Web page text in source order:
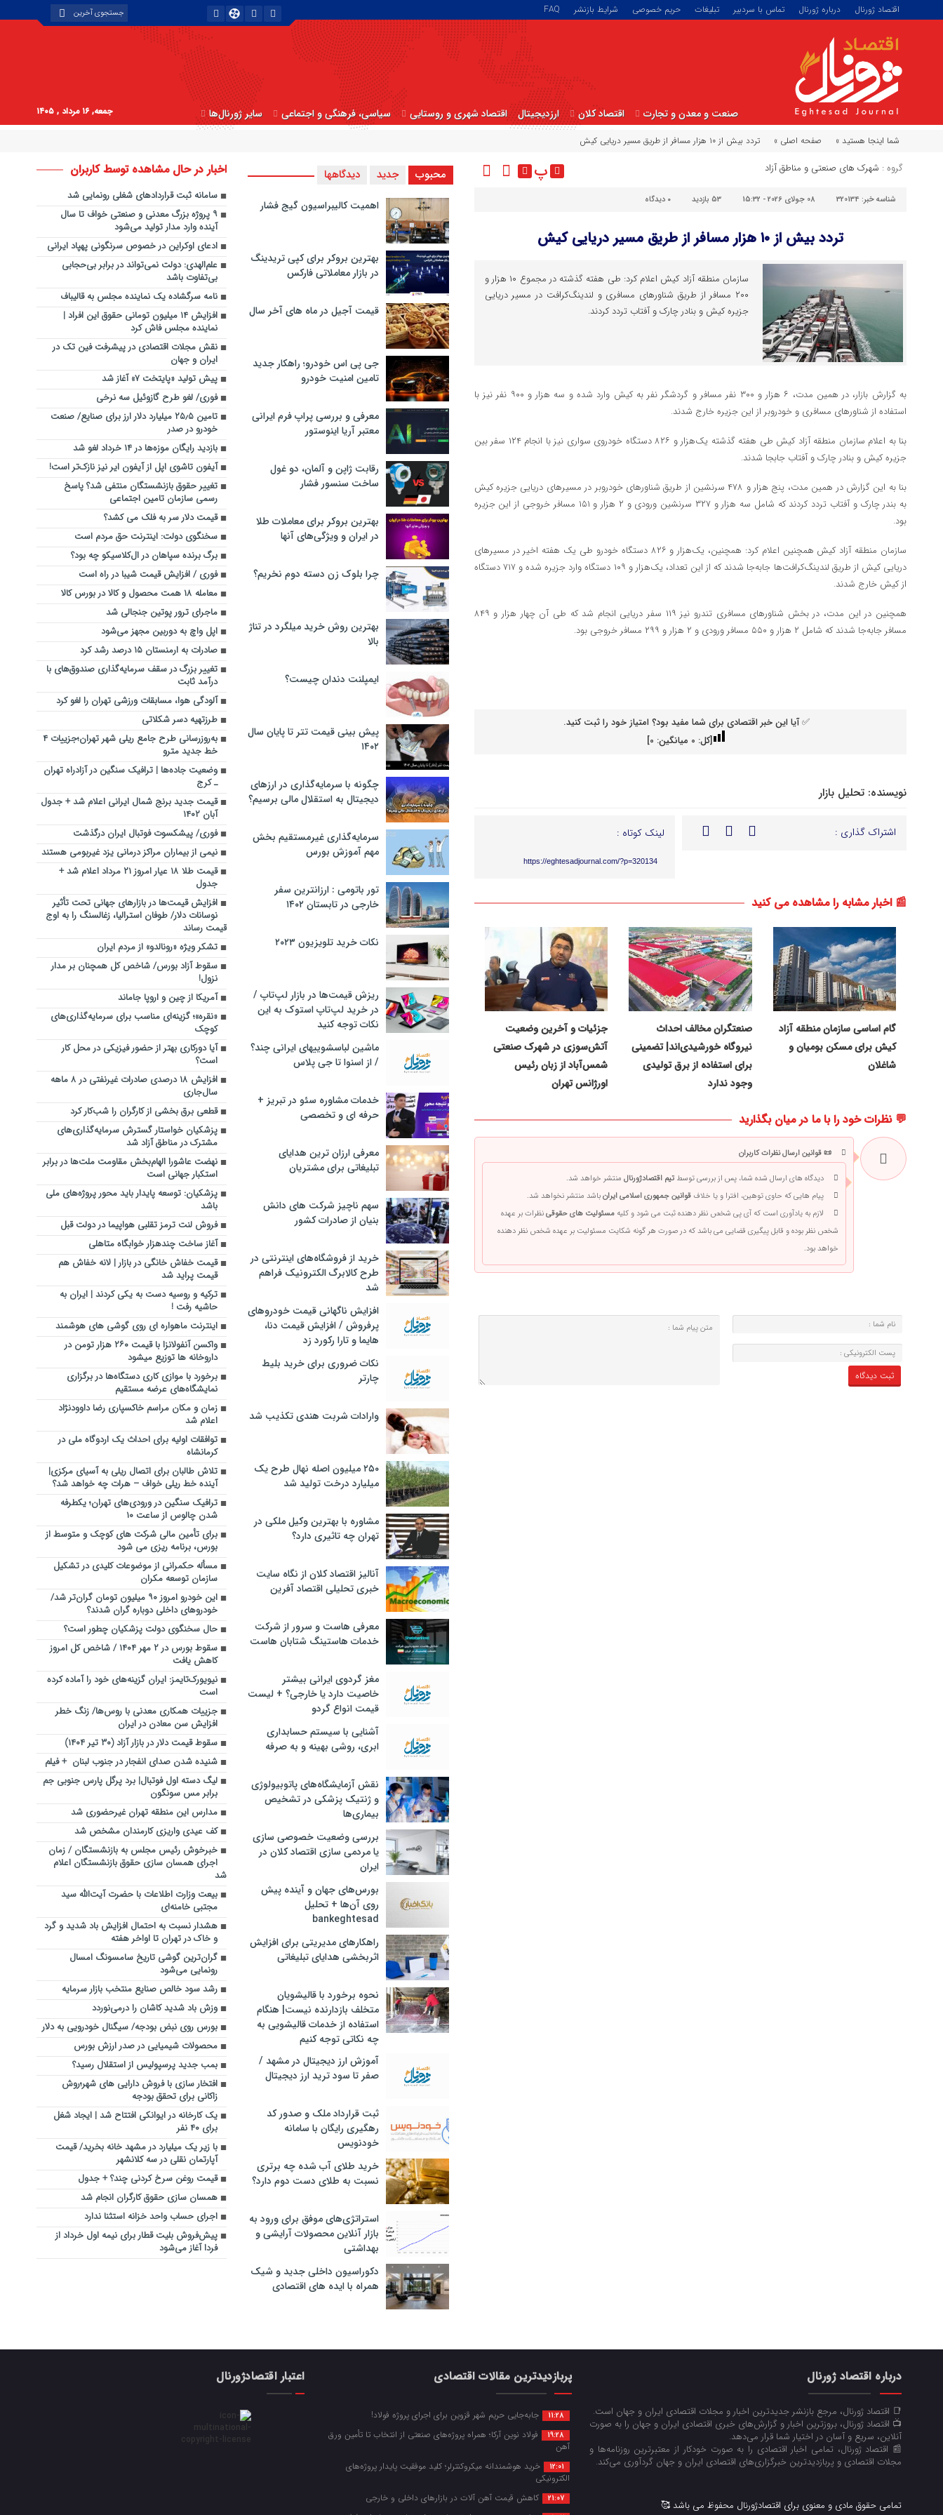
اقتصاد ژورنال درباره ژورنال تماس با سردبیر تبلیغات حریم خصوصی شرایط بازنشر FAQ
صنعت و معدن و تجارت اقتصاد کلان ارزدیجیتال اقتصاد شهری و روستایی سیاسی، فرهنگی و اجتماعی سایر ژورنال‌ها جمعه, ۱۶ مرداد , ۱۴۰۵
شما اینجا هستید » صفحه اصلی » تردد بیش از ۱۰ هزار مسافر از طریق مسیر دریایی کیش
گروه : شهرک های صنعتی و مناطق آزاد پ
شناسه خبر: 320134 08 جولای 2026 - 15:32 53 بازدید ۰ دیدگاه
تردد بیش از ۱۰ هزار مسافر از طریق مسیر دریایی کیش
سازمان منطقه آزاد کیش اعلام کرد: طی هفته گذشته در مجموع ۱۰ هزار و
۲۰۰ مسافر از طریق شناورهای مسافری و لندینگ‌کرافت در مسیر دریایی
جزیره کیش و بنادر چارک و آفتاب تردد کردند.
به گزارش بازار، در همین مدت، ۶ هزار و ۳۰۰ نفر مسافر و گردشگر نفر به کیش وارد شده و سه هزار و ۹۰۰ نفر نیز با
استفاده از شناورهای مسافری و خودروبر از این جزیره خارج شدند.
بنا به اعلام سازمان منطقه آزاد کیش طی هفته گذشته یک‌هزار و ۸۲۶ دستگاه خودروی سواری نیز با انجام ۱۲۴ سفر بین
جزیره کیش و بنادر چارک و آفتاب جابجا شدند.
بنا به این گزارش در همین مدت، پنج هزار و ۴۷۸ سرنشین از طریق شناورهای خودروبر در مسیرهای دریایی جزیره کیش
به بندر چارک و آفتاب تردد کردند که شامل سه هزار و ۳۲۷ سرنشین ورودی و ۲ هزار و ۱۵۱ مسافر خروجی از این جزیره
بود.
سازمان منطقه آزاد کیش همچنین اعلام کرد: همچنین، یک‌هزار و ۸۲۶ دستگاه خودرو طی یک هفته اخیر در مسیرهای
دریایی کیش از طریق لندینگ‌کرافت‌ها جابه‌جا شدند که از این تعداد، یک‌هزار و ۱۰۹ دستگاه وارد جزیره شده و ۷۱۷ دستگاه
از کیش خارج شدند.
همچنین در این مدت، در بخش شناورهای مسافری تندرو نیز ۱۱۹ سفر دریایی انجام شد که طی آن چهار هزار و ۸۴۹
مسافر جابه‌جا شدند که شامل ۲ هزار و ۵۵۰ مسافر ورودی و ۲ هزار و ۲۹۹ مسافر خروجی بود.
✅ آیا این خبر اقتصادی برای شما مفید بود؟ امتیاز خود را ثبت کنید.
[کل: 0 میانگین: 0
]
نویسنده: تحلیل بازار
اشتراک گذاری : لینک کوتاه :
https://eghtesadjournal.com/?p=320134
📰 اخبار مشابه را مشاهده می کنید
گام اساسی سازمان منطقه آزاد
کیش برای مسکن بومیان و
شاغلان
صنعتگران مخالف احداث
نیروگاه خورشیدی‌اند| تضمینی
برای استفاده از برق تولیدی
وجود ندارد
جزئیات و آخرین وضعیت
آتش‌سوزی در شهرک صنعتی
شمس‌آباد از زبان رئیس
اورژانس تهران
💬 نظرات خود را با ما در میان بگذارید
📜 قوانین ارسال نظرات کاربران
دیدگاه های ارسال شده شما، پس از بررسی توسط تیم اقتصادژورنال منتشر خواهد شد.
پیام هایی که حاوی توهین، افترا و یا خلاف قوانین جمهوری اسلامی ایرانباشد منتشر نخواهد شد.
لازم به یادآوری است که آی پی شخص نظر دهنده ثبت می شود و کلیه مسئولیت های حقوقینظرات بر عهده
شخص نظر بوده و قابل پیگیری قضایی می باشد که در صورت هر گونه شکایت مسئولیت بر عهده شخص نظر دهنده
خواهد بود.
محبوب جدید دیدگاهها
اهمیت کالیبراسیون گیج فشار
بهترین بروکر برای کپی‌ تریدینگ
در بازار معاملاتی فارکس
قیمت آجیل در ماه های آخر سال
جی پی اس خودرو؛ راهکار جدید
تامین امنیت خودرو
معرفی و بررسی پراپ فرم ایرانی
معتبر آریا اینوستور
رقابت ژاپن و آلمان، دو غول
ساخت سنسور فشار
بهترین بروکر برای معاملات طلا
در ایران و ویژگی‌های آنها
چرا بلوک زن دسته دوم نخریم؟
بهترین روش خرید میلگرد در تناژ
بالا
ایمپلنت دندان چیست؟
پیش بینی قیمت تتر تا پایان سال
۱۴۰۲
چگونه با سرمایه‌گذاری در ارزهای
دیجیتال به استقلال مالی برسیم؟
سرمایه‌گذاری غیرمستقیم بخش
مهم آموزش بورس
تور باتومی : ارزانترین سفر
خارجی در تابستان ۱۴۰۲
نکات خرید تلویزیون ۲۰۲۳
ریزش قیمت‌ها در بازار لپ‌تاپ /
در خرید لپ‌تاپ استوک به این
نکات توجه کنید
ماشین لباسشویی‎های ایرانی چند؟
/ از اسنوا تا جی پلاس
خدمات مشاوره سئو در تبریز +
حرفه ای و تخصصی
معرفی ارزان ترین هدایای
تبلیغاتی برای مشتریان
سهم ناچیز شرکت های دانش
بنیان از صادرات کشور
خرید از فروشگاه‌های اینترنتی در
طرح کالابرگ الکترونیک فراهم
شد
افزایش ناگهانی قیمت خودروهای
پرفروش / افزایش قیمت دنا،
هایما و تارا رکورد زد
نکات ضروری برای خرید بلیط
چارتر
وارادات شربت هندی تکذیب شد
۲۵۰ میلیون اصله نهال طرح یک
میلیارد درخت تولید شد
مشاوره با بهترین وکیل ملکی در
تهران چه تاثیری دارد؟
آنالیز اقتصاد کلان از نگاه سایت
خبری تحلیلی اقتصاد آفرین
معرفی هاست و سرور از شرکت
خدمات هاستینگ شتابان هاست
مغز گردوی ایرانی بیشتر
خاصیت دارد یا خارجی؟ + لیست
قیمت انواع گردو
آشنایی با سیستم حسابداری
ابری، روشی بهینه و به صرفه
نقش آزمایشگاه‌های پاتوبیولوژی
و ژنتیک پزشکی در تشخیص
بیماری‌ها
بررسی وضعیت خصوصی سازی
یا مردمی سازی اقتصاد کلان در
ایران
بورس‌های جهان و آینده پیش
روی آن‌ها + تحلیل
bankeghtesad
راهکارهای مدیریتی برای افزایش
اثربخشی هدایای تبلیغاتی
نحوه برخورد با قالیشویان
متخلف بازدارنده نیست| هنگام
استفاده از خدمات قالیشویی به
چه نکاتی توجه کنیم
آموزش ارز دیجیتال در مشهد /
صفر تا سود ترید ارز دیجیتال
ثبت قرارداد ملک و صدور کد
رهگیری رایگان با سامانه
خودنویس
خرید طلای آب شده چه برتری
نسبت به طلای دست دوم دارد؟
استراتژی‌های موفق برای ورود به
بازار آنلاین محصولات آرایشی و
بهداشتی
دکوراسیون داخلی جدید و شیک
همراه با ایده های اقتصادی
اخبار در حال مشاهده توسط کاربران
سامانه ثبت قراردادهای شغلی رونمایی شد
۹ پروژه بزرگ معدنی و صنعتی خواف تا سال
آینده وارد مدار تولید می‌شود
ادعای اوکراین در خصوص سرنگونی پهپاد ایرانی
علم‌الهدی: دولت نمی‌تواند در برابر بی‌حجابی
بی‌تفاوت باشد
نامه سرگشاده یک نماینده مجلس به قالیباف
افزایش ۱۴ میلیون تومانی حقوق این افراد |
نماینده مجلس فاش کرد
نقش مجلات اقتصادی در پیشرفت فین تک در
ایران و جهان
پیش تولید «پایتخت ۷» آغاز شد
فوری/ لغو طرح گازوئیل سه نرخی
تامین ۲۵٫۵ میلیارد دلار ارز برای صنایع/ صنعت
خودرو در صدر
بازدید رایگان موزه‌ها در ۱۴ خرداد لغو شد
آیفون تاشوی اپل از آیفون ایر نیز نازک‌تر است!
تغییر حقوق بازنشستگان منتفی شد؟ پاسخ
رسمی سازمان تامین اجتماعی
قیمت دلار سر به فلک می کشد؟
سخنگوی دولت: اینترنت حق مردم است
برگ برنده سپاهان در ال‌کلاسیکو چه بود؟
فوری / افزایش قیمت شیبا در راه است
معامله ۱۸ همت محصول و کالا در بورس کالا
ماجرای ترور پوتین جنجالی شد
اپل واچ به دوربین مجهز می‌شود
صادرات به ارمنستان ۱۵ درصد رشد کرد
تغییر بزرگ در سقف سرمایه‌گذاری صندوق‌های با
درآمد ثابت
آلودگی هوا، مسابقات ورزشی تهران را لغو کرد
طرزتهیه دسر شکلاتی
به‌روزرسانی طرح جامع ریلی شهر تهران؛جزییات ۴
خط جدید مترو
وضعیت جاده‌ها | ترافیک سنگین در آزادراه تهران
ـ کرج
قیمت جدید برنج شمال ایرانی اعلام شد + جدول
آبان ۱۴۰۲
فوری/ پیشکسوت فوتبال ایران درگذشت
نیمی از بیماران مراکز درمانی یزد غیربومی هستند
قیمت طلا ۱۸ عیار امروز ۲۱ مرداد اعلام شد +
جدول
افزایش قیمت‌ها در بازارهای جهانی تحت تأثیر
نوسانات دلار/ طوفان استرالیا، زغالسنگ را به اوج
قیمت رساند
تشکر ویژه «رونالدو» از مردم ایران
سقوط آزاد بورس/ شاخص کل همچنان بر مدار
نزول!
آمریکا از چین و اروپا جاماند
«نقره»؛ گزینه‌ای مناسب برای سرمایه‌گذاری‌های
کوچک
آیا دورکاری بهتر از حضور فیزیکی در محل کار
است؟
افزایش ۱۸ درصدی صادرات غیرنفتی در ۸ ماهه
سال‌جاری
قطعی برق بخشی از کارگران را شب‌کار کرد
پزشکیان خواستار گسترش سرمایه‌گذاری‌های
مشترک در مناطق آزاد شد
نهضت عاشورا الهام‌بخش مقاومت ملت‌ها در برابر
استکبار جهانی است
پزشکیان: توسعه پایدار باید محور پروژه‌های ملی
باشد
فروش لنت ترمز تقلبی هواپیما در دولت قبل
آغاز ساخت چندهزار خوابگاه متاهلی
قیمت خفاش خانگی در بازار | لانه خفاش هم
قیمت پراید شد
ترکیه و روسیه دست به یکی کردند | ایران به
حاشیه رفت !
اینترنت ماهواره ای روی گوشی های هوشمند
واکسن آنفولانزا با قیمت ۲۶۰ هزار تومن در
داروخانه ها توزیع میشود
برخورد با موازی کاری دستگاه‌ها در برگزاری
نمایشگاه‌های عرضه مستقیم
زمان و مکان مراسم خاکسپاری رضا داوودنژاد
اعلام شد
توافقات اولیه برای احداث یک اردوگاه ملی در
کرمانشاه
تلاش طالبان برای اتصال ریلی به آسیای مرکزی|
آینده خط ریلی خواف – هرات چه خواهد شد؟
ترافیک سنگین در ورودی‌های تهران؛ یکطرفه
شدن چالوس از ساعت ۱۰
برای تأمین مالی شرکت های کوچک و متوسط از
بورس، برنامه ریزی می شود
مسأله حکمرانی از موضوعات کلیدی در تشکیل
سازمان توسعه مکران
این خودرو امروز ۹۰ میلیون تومان گران‌تر شد/
خودروهای داخلی دوباره گران شدند؟
حال سخنگوی دولت پزشکیان چطور است؟
سقوط بورس در ۲ مهر ۱۴۰۴ / شاخص کل امروز
کاهش یافت
نیویورک‌تایمز: ایران گزینه‌های خود را آماده کرده
است
جزییات همکاری معدنی با روس‌ها/ زنگ خطر
افزایش سن معادن در ایران
سقوط قیمت دلار در بازار آزاد (۳۰ تیر ۱۴۰۴)
شنیده شدن صدای انفجار در جنوب لبنان + فیلم
لیگ دسته اول فوتبال| برد پرگل پارس جنوبی جم
برابر مس سونگون
مدارس این منطقه تهران غیرحضوری شد
کف عیدی واریزی کارمندان مشخص شد
خبرخوش رئیس مجلس به بازنشستگان / زمان
اجرای همسان سازی حقوق بازنشستگان اعلام
شد
بیعت وزارت اطلاعات با حضرت آیت‌الله سید
مجتبی خامنه‌ای
هشدار نسبت به احتمال افزایش باد شدید و گرد
و خاک در تهران تا اواخر هفته
گران‌ترین گوشی تاریخ سامسونگ امسال
رونمایی می‌شود
رشد سود خالص صنایع منتخب بازار سرمایه
وزش باد شدید کاشان را درمی‌نوردد
بورس روی نبض بودجه/ سیگنال خودرویی به دلار
محصولات شیمیایی در صدر ارزش بورس
بمب جدید پرسپولیس از استقلال رسید؟
افتخار سازی با فروش دارایی های شهر؛روش
زاکانی برای تحقق بودجه
یک کارخانه در ایوانکی افتتاح شد | ایجاد شغل
برای ۴۰ نفر
با زیر یک میلیارد در مشهد خانه بخرید/ قیمت
آپارتمان نقلی در سه کلانشهر
قیمت روغن سرخ کردنی چند؟ + جدول
همسان سازی حقوق کارگران انجام شد
اجرای حساب واحد خزانه استثنا ندارد
پیش‌فروش بلیت قطار برای نیمه اول خرداد از
فردا آغاز می‌شود
درباره اقتصاد ژورنال
📑 اقتصاد ژورنال، مرجع بازنشر جدیدترین اخبار و مجلات اقتصادی ایران و جهان است.
📺 اقتصاد ژورنال، بروزترین اخبار و گزارش‌های خبری اقتصادی ایران و جهان را به صورت
آنلاین، سریع و آسان در اختیار شما قرار می‌‌دهد.
📰 اقتصاد ژورنال، تمامی اخبار اقتصادی را به صورت خودکار از معتبرترین روزنامه‌ها و
مجلات اقتصادی و پربازدیدترین خبرگزاری‌های اقتصادی ایران و جهان گردآوری می‌کند.
تمامی حقوق مادی و معنوی برای اقتصادژورنال محفوظ می باشد 🥰
پربازدیدترین مقالات اقتصادی
11:28 جابه‌جایی حریم شهر قزوین برای اجرای پروژه فولاد!
19:28
فولاد نوین آرکا؛ همراه پروژه‌های صنعتی از انتخاب تا تأمین ورق
آهن
12:01
خرید هوشمندانه میکروکنترلر؛ کلید موفقیت پایدار پروژه‌های
الکترونیکی
21:07 کاهش قیمت آهن آلات در بازارهای داخلی و خارجی
اعتبار اقتصادژورنال